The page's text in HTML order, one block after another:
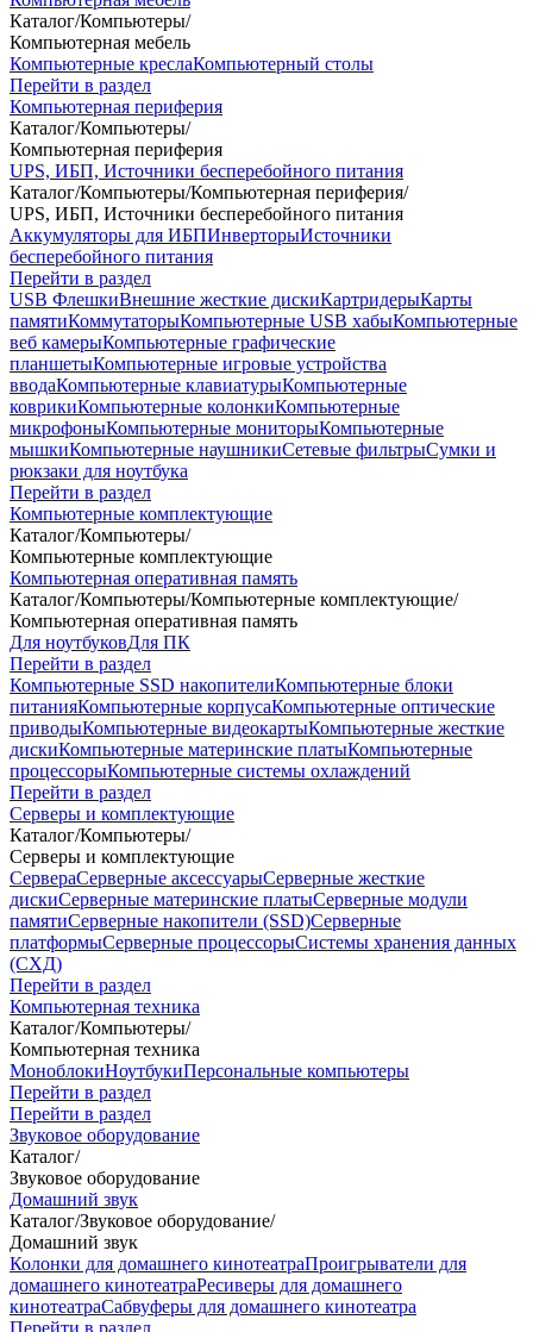
Каталог/Компьютеры/
Компьютерная мебель
Компьютерные креслаКомпьютерный столы
Перейти в раздел
Компьютерная периферия
Каталог/Компьютеры/
Компьютерная периферия
UPS, ИБП, Источники бесперебойного питания
Каталог/Компьютеры/Компьютерная периферия/
UPS, ИБП, Источники бесперебойного питания
Аккумуляторы для ИБПИнверторыИсточники
бесперебойного питания
Перейти в раздел
USB ФлешкиВнешние жесткие дискиКартридерыКарты
памятиКоммутаторыКомпьютерные USB хабыКомпьютерные
веб камерыКомпьютерные графические
планшетыКомпьютерные игровые устройства
вводаКомпьютерные клавиатурыКомпьютерные
коврикиКомпьютерные колонкиКомпьютерные
микрофоныКомпьютерные мониторыКомпьютерные
мышкиКомпьютерные наушникиСетевые фильтрыСумки и
рюкзаки для ноутбука
Перейти в раздел
Компьютерные комплектующие
Каталог/Компьютеры/
Компьютерные комплектующие
Компьютерная оперативная память
Каталог/Компьютеры/Компьютерные комплектующие/
Компьютерная оперативная память
Для ноутбуковДля ПК
Перейти в раздел
Компьютерные SSD накопителиКомпьютерные блоки
питанияКомпьютерные корпусаКомпьютерные оптические
приводыКомпьютерные видеокартыКомпьютерные жесткие
дискиКомпьютерные материнские платыКомпьютерные
процессорыКомпьютерные системы охлаждений
Перейти в раздел
Серверы и комплектующие
Каталог/Компьютеры/
Серверы и комплектующие
СервераСерверные аксессуарыСерверные жесткие
дискиСерверные материнские платыСерверные модули
памятиСерверные накопители (SSD)Серверные
платформыСерверные процессорыСистемы хранения данных
(СХД)
Перейти в раздел
Компьютерная техника
Каталог/Компьютеры/
Компьютерная техника
МоноблокиНоутбукиПерсональные компьютеры
Перейти в раздел
Перейти в раздел
Звуковое оборудование
Каталог/
Звуковое оборудование
Домашний звук
Каталог/Звуковое оборудование/
Домашний звук
Колонки для домашнего кинотеатраПроигрыватели для
домашнего кинотеатраРесиверы для домашнего
кинотеатраСабвуферы для домашнего кинотеатра
Перейти в раздел